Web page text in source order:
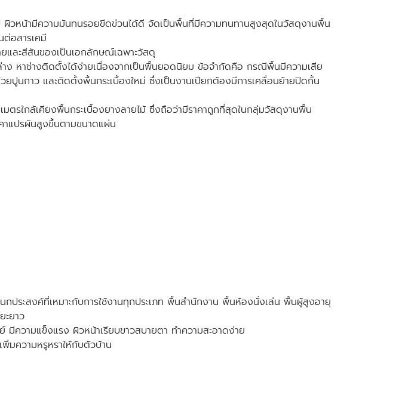
ผิวหน้ามีความมันทนรอยขีดข่วนได้ดี จัดเป็นพื้นที่มีความทนทานสูงสุดในวัสดุงานพื้น
ต่อสารเคมี
และสีสันของเป็นเอกลักษณ์เฉพาะวัสดุ
หาช่างติดตั้งได้ง่ายเนื่องจากเป็นพื้นยอดนิยม ข้อจำกัดคือ กรณีพื้นมีความเสีย
นกาว และติดตั้งพื้นกระเบื้องใหม่ ซึ่งเป็นงานเปียกต้องมีการเคลื่อนย้ายปิดกั้น
ตรใกล้เคียงพื้นกระเบื้องยางลายไม้ ซึ่งถือว่ามีราคาถูกที่สุดในกลุ่มวัสดุงานพื้น
าแปรผันสูงขึ้นตามขนาดแผ่น
ประสงค์ที่เหมาะกับการใช้งานทุกประเภท พื้นสำนักงาน พื้นห้องนั่งเล่น พื้นผู้สูงอายุ
ะยาว
ความแข็งแรง ผิวหน้าเรียบขาวสบายตา ทำความสะอาดง่าย
มความหรูหราให้กับตัวบ้าน